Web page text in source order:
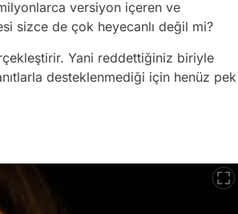
versiyon içeren ve
sizce de çok heyecanlı değil mi?
Yani reddettiğiniz biriyle
desteklenmediği için henüz pek